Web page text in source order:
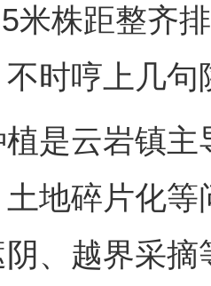
米株距整齐
时哼上几句
云岩镇主
地碎片化
、越界采